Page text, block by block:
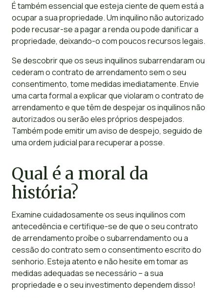
É também essencial que esteja ciente de quem está a
ocupar a sua propriedade. Um inquilino não autorizado
pode recusar-se a pagar a renda ou pode danificar a
propriedade, deixando-o com poucos recursos legais.
Se descobrir que os seus inquilinos subarrendaram ou
cederam o contrato de arrendamento sem o seu
consentimento, tome medidas imediatamente. Envie
uma carta formal a explicar que violaram o contrato de
arrendamento e que têm de despejar os inquilinos não
autorizados ou serão eles próprios despejados.
Também pode emitir um aviso de despejo, seguido de
uma ordem judicial para recuperar a posse.
Qual é a moral da
história?
Examine cuidadosamente os seus inquilinos com
antecedência e certifique-se de que o seu contrato
de arrendamento proíbe o subarrendamento ou a
cessão do contrato sem o consentimento escrito do
senhorio. Esteja atento e não hesite em tomar as
medidas adequadas se necessário – a sua
propriedade e o seu investimento dependem disso!